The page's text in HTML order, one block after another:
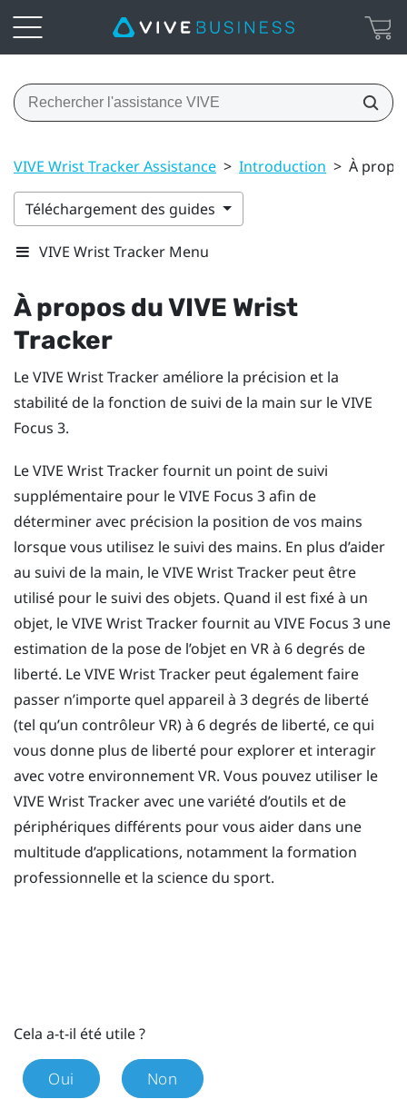
VIVE Wrist Tracker Assistance > Introduction > À
Téléchargement des guides
VIVE Wrist Tracker Menu
À propos duVIVE Wrist
Tracker
LeVIVE Wrist Trackeraméliore la précision et la
stabilité de la fonction de suivi de la main sur leVIVE
Focus 3.
LeVIVE Wrist Trackerfournit un point de suivi
supplémentaire pour leVIVE Focus 3afin de
déterminer avec précision la position de vos mains
lorsque vous utilisez le suivi des mains. En plus d’aider
au suivi de la main, leVIVE Wrist Tracker peut être
utilisé pour le suivi des objets. Quand il est fixé à un
objet, leVIVE Wrist Trackerfournit au VIVE Focus 3 une
estimation de la pose de l’objet en VR à 6 degrés de
liberté. LeVIVE Wrist Tracker peut également faire
passer n’importe quel appareil à 3 degrés de liberté
(tel qu’un contrôleur VR) à 6 degrés de liberté, ce qui
vous donne plus de liberté pour explorer et interagir
avec votre environnement VR. Vous pouvez utiliser le
VIVE Wrist Trackeravec une variété d’outils et de
périphériques différents pour vous aider dans une
multitude d’applications, notamment la formation
professionnelle et la science du sport.
Cela a-t-il été utile ?
Oui Non